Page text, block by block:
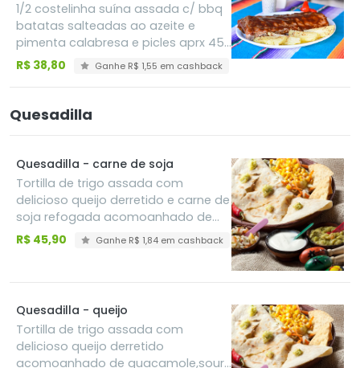
1/2 costelinha suína assada c/ bbq
batatas salteadas ao azeite e
pimenta calabresa e picles aprx 450
gr.
R$ 38,80 Ganhe R$ 1,55 em cashback
Quesadilla
Quesadilla - carne de soja
Tortilla de trigo assada com
delicioso queijo derretido e carne de
soja refogada acomoanhado de
guacamole,sour cream e pico de
R$ 45,90 Ganhe R$ 1,84 em cashback
Quesadilla - queijo
Tortilla de trigo assada com
delicioso queijo derretido
acomoanhado de guacamole,sour